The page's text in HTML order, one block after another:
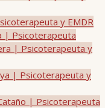
y EMDR
| Psicoterapeuta
| Psicoterapeuta y
| Psicoterapeuta y
| Psicoterapeuta